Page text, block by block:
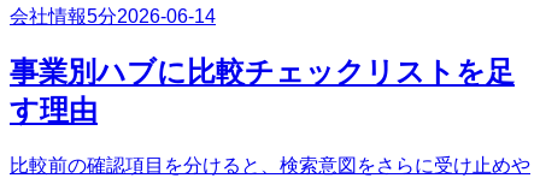
会社情報5分2026-06-14
事業別ハブに比較チェックリストを足
す理由
比較前の確認項目を分けると、検索意図をさらに受け止めや